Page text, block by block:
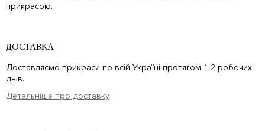
прикрасою.
ДОСТАВКА
Доставляємо прикраси по всій Україні протягом 1-2 робочих
днів.
Детальніше про доставку